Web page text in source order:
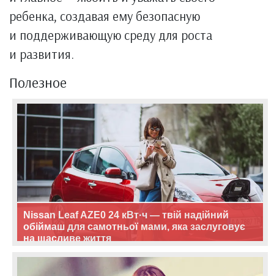
ребенка, создавая ему безопасную
и поддерживающую среду для роста
и развития.
Полезное
Nissan Leaf AZE0 24 кВт·ч — твій надійний
обіймаш для самотньої мами, яка заслуговує
на щасливе життя